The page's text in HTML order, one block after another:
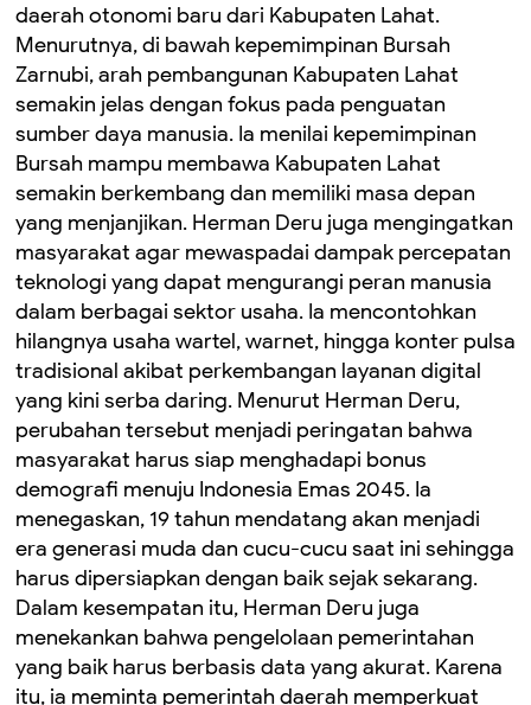
daerah otonomi baru dari Kabupaten Lahat.
Menurutnya, di bawah kepemimpinan Bursah
Zarnubi, arah pembangunan Kabupaten Lahat
semakin jelas dengan fokus pada penguatan
sumber daya manusia. Ia menilai kepemimpinan
Bursah mampu membawa Kabupaten Lahat
semakin berkembang dan memiliki masa depan
yang menjanjikan. Herman Deru juga mengingatkan
masyarakat agar mewaspadai dampak percepatan
teknologi yang dapat mengurangi peran manusia
dalam berbagai sektor usaha. Ia mencontohkan
hilangnya usaha wartel, warnet, hingga konter pulsa
tradisional akibat perkembangan layanan digital
yang kini serba daring. Menurut Herman Deru,
perubahan tersebut menjadi peringatan bahwa
masyarakat harus siap menghadapi bonus
demografi menuju Indonesia Emas 2045. Ia
menegaskan, 19 tahun mendatang akan menjadi
era generasi muda dan cucu-cucu saat ini sehingga
harus dipersiapkan dengan baik sejak sekarang.
Dalam kesempatan itu, Herman Deru juga
menekankan bahwa pengelolaan pemerintahan
yang baik harus berbasis data yang akurat. Karena
itu, ia meminta pemerintah daerah memperkuat